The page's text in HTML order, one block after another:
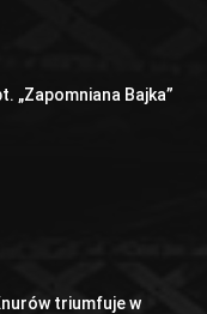
„Zapomniana Bajka”
triumfuje w